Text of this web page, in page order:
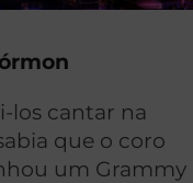
los cantar na
que o coro
um Grammy